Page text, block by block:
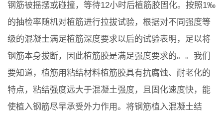
钢筋被摇摆或碰撞，等待12小时后植筋胶固化。按照1‰
的抽检率随机对植筋进行拉拔试验，根据对不同强度等
级的混凝土满足植筋深度要求以后的试验表明，足以将
钢筋本身拔断，因此植筋胶是满足强度要求的。。我们
要知道，植筋用粘结材料植筋胶具有抗腐蚀、耐老化的
特点，粘结强度远大于混凝土强度，且固化速度快，能
使植入钢筋尽早承受外力作用。将钢筋植入混凝土结